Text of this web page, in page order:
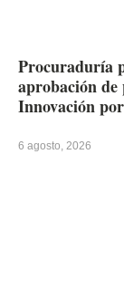
Procuraduría
aprobación de
Innovación
6 agosto, 2026